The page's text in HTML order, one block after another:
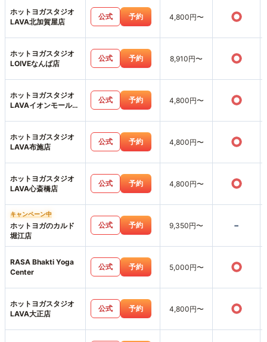
ホットヨガスタジオ
LAVA北加賀屋店
公式 予約 4,800円〜 ○
ホットヨガスタジオ
LOIVEなんば店
公式 予約 8,910円〜 ○
ホットヨガスタジオ
LAVAイオンモール堺
公式 予約 4,800円〜 ○
ホットヨガスタジオ
LAVA布施店
公式 予約 4,800円〜 ○
ホットヨガスタジオ
LAVA心斎橋店
公式 予約 4,800円〜 ○
キャンペーン中
ホットヨガのカルド
堀江店
公式 予約 9,350円〜 -
RASA Bhakti Yoga
Center
公式 予約 5,000円〜 ○
ホットヨガスタジオ
LAVA大正店
公式 予約 4,800円〜 ○